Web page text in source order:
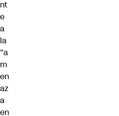
nt
e
a
la
“a
m
en
az
a
en